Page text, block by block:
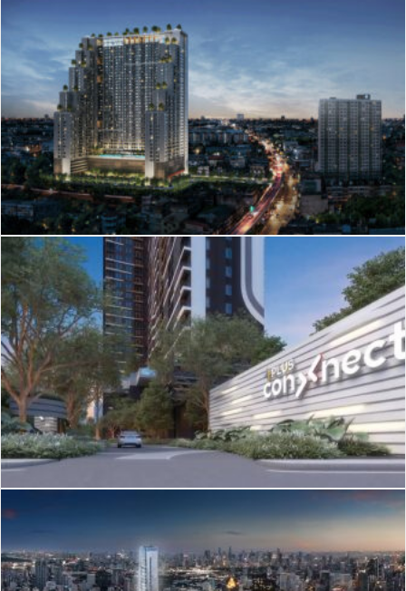
The Livin RamKhamhaeng
J-205
Plus Connect Piling
Cloud Residences Sukhumvit 23